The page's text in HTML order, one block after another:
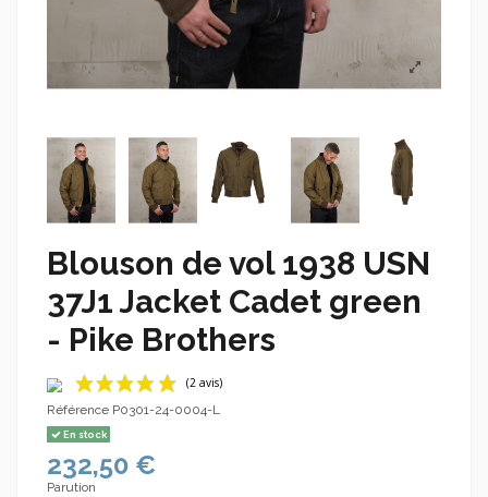
Blouson de vol 1938 USN
37J1 Jacket Cadet green
- Pike Brothers
Référence P0301-24-0004-L
En stock
232,50 €
Parution